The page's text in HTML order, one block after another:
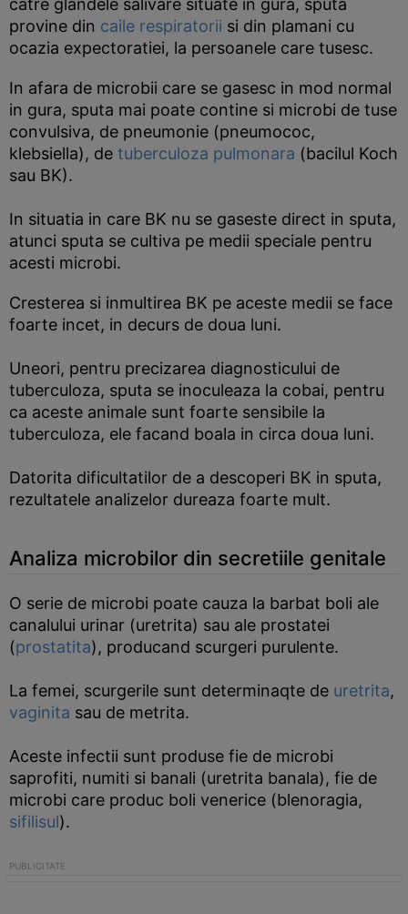
catre glandele salivare situate in gura, sputa
provine din caile respiratorii si din plamani cu
ocazia expectoratiei, la persoanele care tusesc.
In afara de microbii care se gasesc in mod normal
in gura, sputa mai poate contine si microbi de tuse
convulsiva, de pneumonie (pneumococ,
klebsiella), de tuberculoza pulmonara (bacilul Koch
sau BK).
In situatia in care BK nu se gaseste direct in sputa,
atunci sputa se cultiva pe medii speciale pentru
acesti microbi.
Cresterea si inmultirea BK pe aceste medii se face
foarte incet, in decurs de doua luni.
Uneori, pentru precizarea diagnosticului de
tuberculoza, sputa se inoculeaza la cobai, pentru
ca aceste animale sunt foarte sensibile la
tuberculoza, ele facand boala in circa doua luni.
Datorita dificultatilor de a descoperi BK in sputa,
rezultatele analizelor dureaza foarte mult.
Analiza microbilor din secretiile genitale
O serie de microbi poate cauza la barbat boli ale
canalului urinar (uretrita) sau ale prostatei
(prostatita), producand scurgeri purulente.
La femei, scurgerile sunt determinaqte de uretrita,
vaginita sau de metrita.
Aceste infectii sunt produse fie de microbi
saprofiti, numiti si banali (uretrita banala), fie de
microbi care produc boli venerice (blenoragia,
sifilisul).